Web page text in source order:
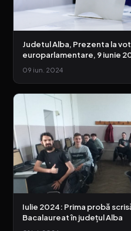
Judetul Alba, Prezenta la
europarlamentare, 9 iunie
09 iun. 2024
Iulie 2024: Prima probă
Bacalaureat în județul Alba